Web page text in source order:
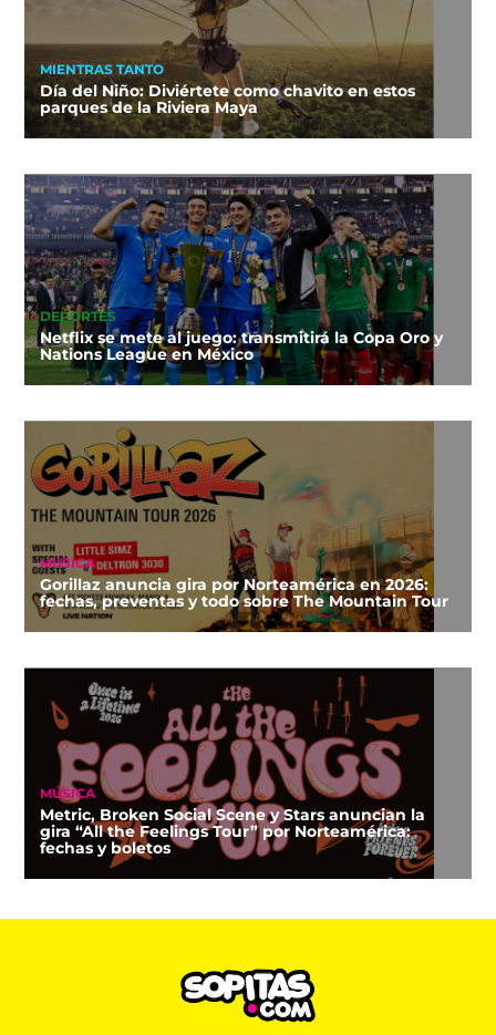
MIENTRAS TANTO
Día del Niño: Diviértete como chavito en estos
parques de la Riviera Maya
DEPORTES
Netflix se mete al juego: transmitirá la Copa Oro y
Nations League en México
MÚSICA
Gorillaz anuncia gira por Norteamérica en 2026:
fechas, preventas y todo sobre The Mountain Tour
MÚSICA
Metric, Broken Social Scene y Stars anuncian la
gira “All the Feelings Tour” por Norteamérica:
fechas y boletos